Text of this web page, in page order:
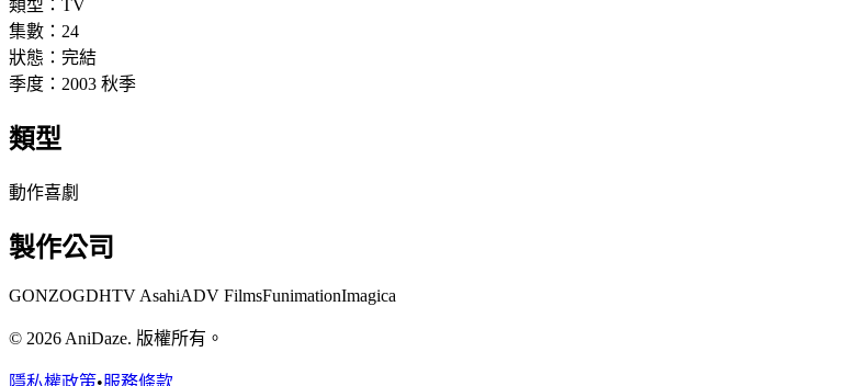
類型： TV
集數： 24
狀態： 完結
季度： 2003 秋季
類型
動作喜劇
製作公司
GONZOGDHTV AsahiADV FilmsFunimationImagica
© 2026 AniDaze. 版權所有。
隱私權政策•服務條款